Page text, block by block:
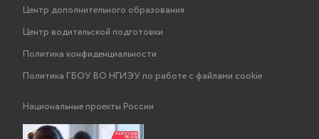
Центр дополнительного образования
Центр водительской подготовки
Политика конфиденциальности
Политика ГБОУ ВО НГИЭУ по работе с файлами cookie
Национальные проекты России